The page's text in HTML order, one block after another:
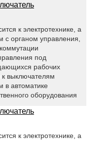
к электротехнике, а
с органом управления,
под
рабочих
к выключателям
в автоматике
оборудования
к электротехнике, а